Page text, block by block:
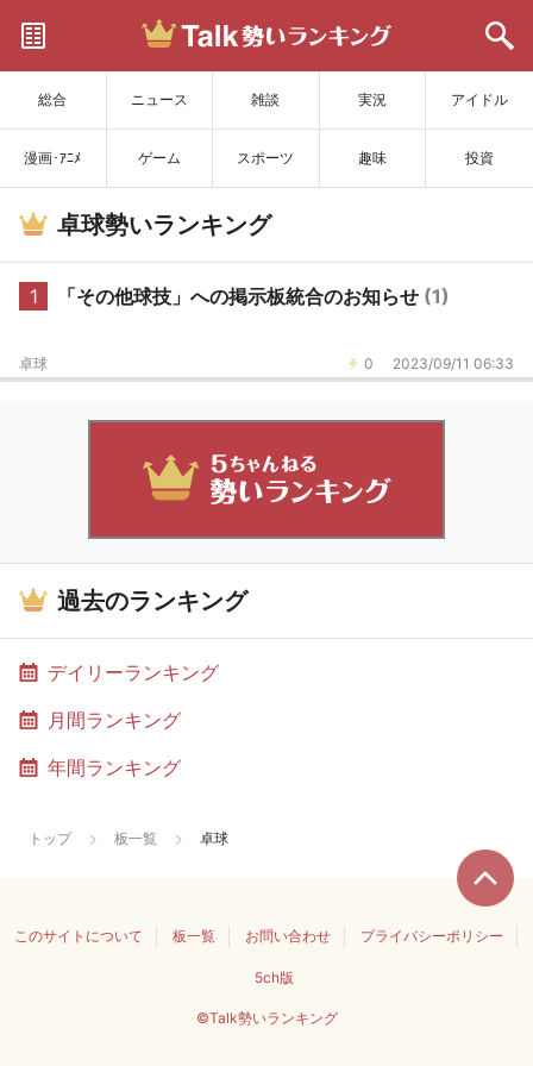
総合 ニュース 雑談 実況 アイドル
漫画･ｱﾆﾒ ゲーム スポーツ 趣味 投資
サイトを更新
卓球勢いランキング
1 「その他球技」への掲示板統合のお知らせ (1)
0 2023/09/11 06:33
卓球
過去のランキング
デイリーランキング
月間ランキング
年間ランキング
トップ 板一覧 卓球
このサイトについて 板一覧 お問い合わせ プライバシーポリシー
5ch版
©Talk勢いランキング